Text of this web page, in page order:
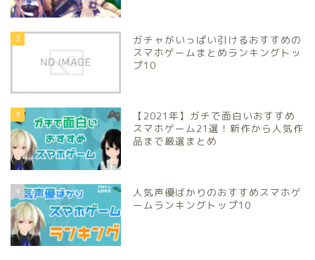
2
ガチャがいっぱい引けるおすすめの
スマホゲームまとめランキングトッ
プ10
3
【2021年】ガチで面白いおすすめ
スマホゲーム21選！新作から人気作
品まで厳選まとめ
4
人気声優ばかりのおすすめスマホゲ
ームランキングトップ10